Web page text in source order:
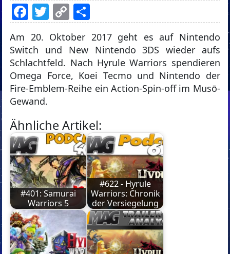
Facebook
Twitter
Copy
Link
Am 20. Oktober 2017 geht es auf Nintendo
Switch und New Nintendo 3DS wieder aufs
Schlachtfeld. Nach Hyrule Warriors spendieren
Omega Force, Koei Tecmo und Nintendo der
Fire-Emblem-Reihe ein Action-Spin-off im Musō-
Gewand.
Ähnliche Artikel:
#401: Samurai
Warriors 5
#622 - Hyrule
Warriors: Chronik
der Versiegelung